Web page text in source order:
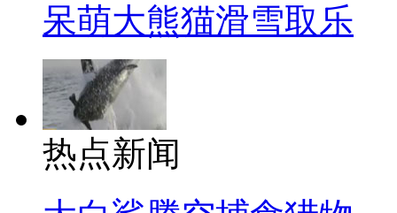
呆萌大熊猫滑雪取乐
热点新闻